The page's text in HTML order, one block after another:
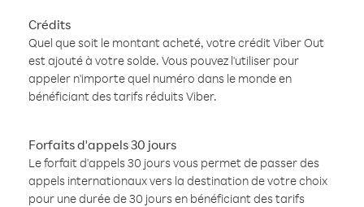
Crédits
Quel que soit le montant acheté, votre crédit Viber Out
est ajouté à votre solde. Vous pouvez l'utiliser pour
appeler n'importe quel numéro dans le monde en
bénéficiant des tarifs réduits Viber.
Forfaits d'appels 30 jours
Le forfait d'appels 30 jours vous permet de passer des
appels internationaux vers la destination de votre choix
pour une durée de 30 jours en bénéficiant des tarifs